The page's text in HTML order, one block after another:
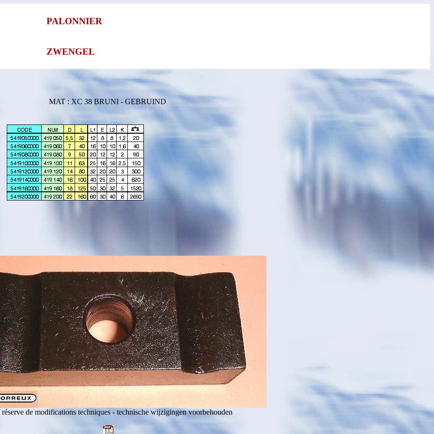
PALONNIER
ZWENGEL
MAT : XC 38 BRUNI - GEBRUIND
réserve de modifications techniques - technische wijzigingen voorbehouden